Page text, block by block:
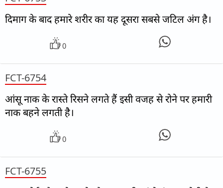
दिमाग के बाद हमारे शरीर का यह दूसरा सबसे जटिल अंग है।
0
FCT-6754
आंसू नाक के रास्ते रिसने लगते हैं इसी वजह से रोने पर हमारी
नाक बहने लगती है।
0
FCT-6755